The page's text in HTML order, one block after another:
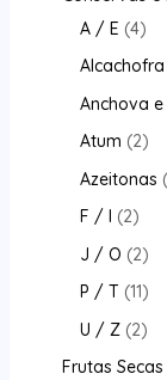
A / E 4
Alcachofra
Anchova e
Atum 2
Azeitonas
F / I 2
J / O 2
P / T 11
U / Z 2
Frutas